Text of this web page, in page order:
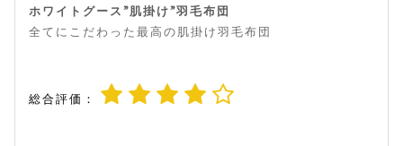
ホワイトグース”肌掛け”羽毛布団
全てにこだわった最高の肌掛け羽毛布団
総合評価：